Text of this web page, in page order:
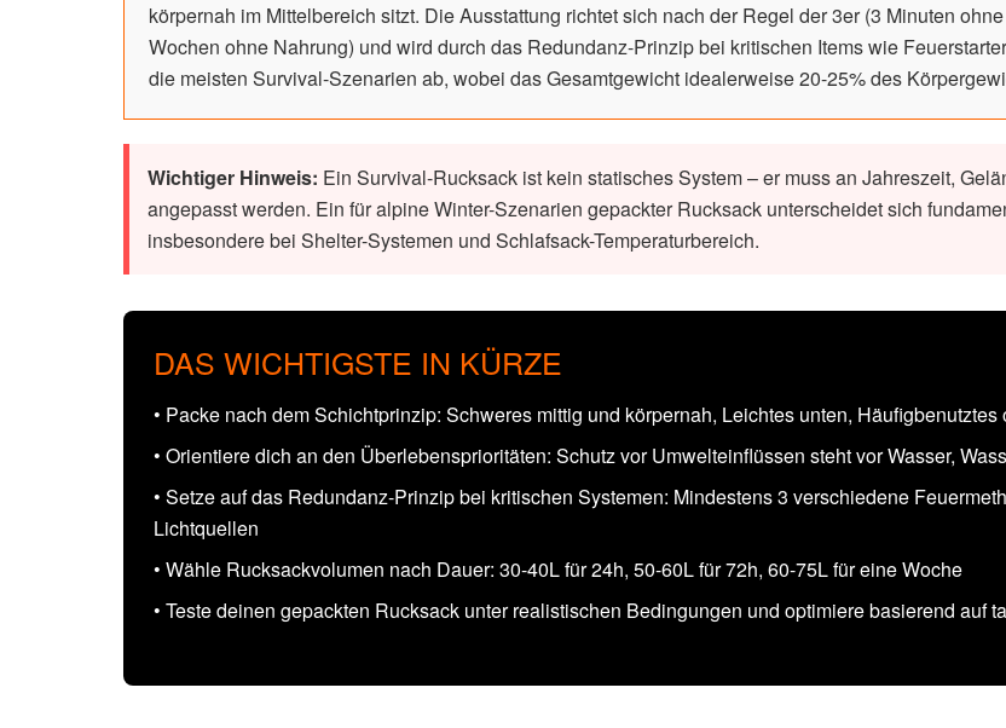
körpernah im Mittelbereich sitzt. Die Ausstattung richtet sich nach der Regel der 3er (3 Minuten
Wochen ohne Nahrung) und wird durch das Redundanz-Prinzip bei kritischen Items wie
die meisten Survival-Szenarien ab, wobei das Gesamtgewicht idealerweise 20-25% des
Wichtiger Hinweis: Ein Survival-Rucksack ist kein statisches System – er muss an Jahreszeit,
angepasst werden. Ein für alpine Winter-Szenarien gepackter Rucksack unterscheidet sich
insbesondere bei Shelter-Systemen und Schlafsack-Temperaturbereich.
DAS WICHTIGSTE IN KÜRZE
• Packe nach dem Schichtprinzip: Schweres mittig und körpernah, Leichtes unten,
• Orientiere dich an den Überlebensprioritäten: Schutz vor Umwelteinflüssen steht vor Wasser,
• Setze auf das Redundanz-Prinzip bei kritischen Systemen: Mindestens 3 verschiedene
Lichtquellen
• Wähle Rucksackvolumen nach Dauer: 30-40L für 24h, 50-60L für 72h, 60-75L für eine Woche
• Teste deinen gepackten Rucksack unter realistischen Bedingungen und optimiere basierend auf